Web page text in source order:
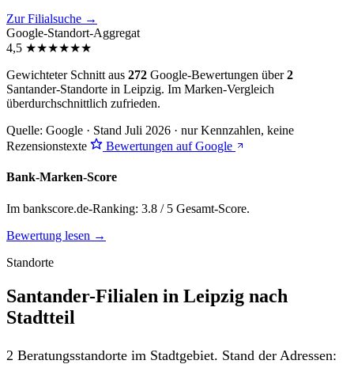
Zur Filialsuche →
Google-Standort-Aggregat
4,5 ★★★★★★
Gewichteter Schnitt aus 272 Google-Bewertungen über2
Santander-Standorte in Leipzig. Im Marken-Vergleich
überdurchschnittlich zufrieden.
Quelle: Google · Stand Juli 2026 · nur Kennzahlen, keine
Rezensionstexte
Bewertungen auf Google
Bank-Marken-Score
Im bankscore.de-Ranking: 3.8 / 5 Gesamt-Score.
Bewertung lesen →
Standorte
Santander-Filialen in Leipzig nach
Stadtteil
2 Beratungsstandorte im Stadtgebiet. Stand der Adressen: